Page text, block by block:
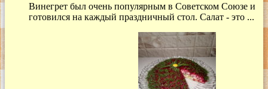
Винегрет был очень популярным в Советском Союзе и
готовился на каждый праздничный стол. Салат - это ...